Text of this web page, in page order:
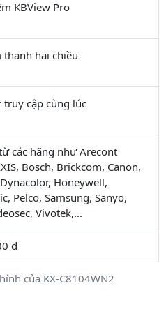
của KX-C8104WN2
KBView Pro
thanh hai chiều
truy cập cùng lúc
các hãng như Arecont
Bosch, Brickcom, Canon,
Honeywell,
Pelco, Samsung, Sanyo,
Vivotek,...
đ